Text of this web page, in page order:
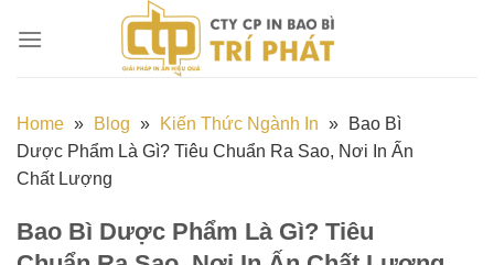
đến
Home » Blog » Kiến Thức Ngành In »
Bao Bì
Dược Phẩm Là Gì? Tiêu Chuẩn Ra Sao, Nơi In Ấn
Chất Lượng
Bao Bì Dược Phẩm Là Gì? Tiêu